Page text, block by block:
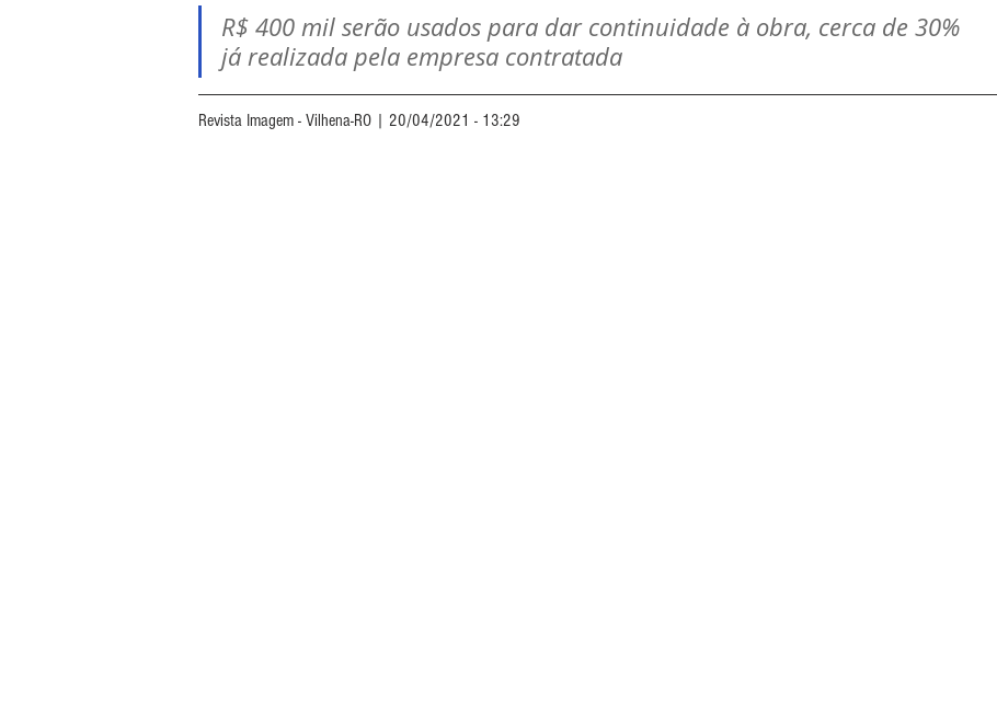
R$ 400 mil serão usados para dar continuidade à obra, cerca de 30%
já realizada pela empresa contratada
Revista Imagem - Vilhena-RO | 20/04/2021 - 13:29